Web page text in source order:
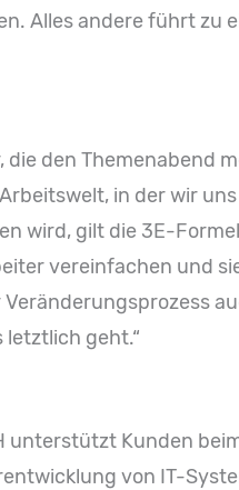
Alles andere führt zu
den Themenabend
in der wir
wird, gilt die 3E-
vereinfachen und
geht.“
unterstützt Kunden
von IT-